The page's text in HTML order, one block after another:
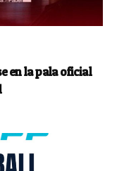
en la pala oficial